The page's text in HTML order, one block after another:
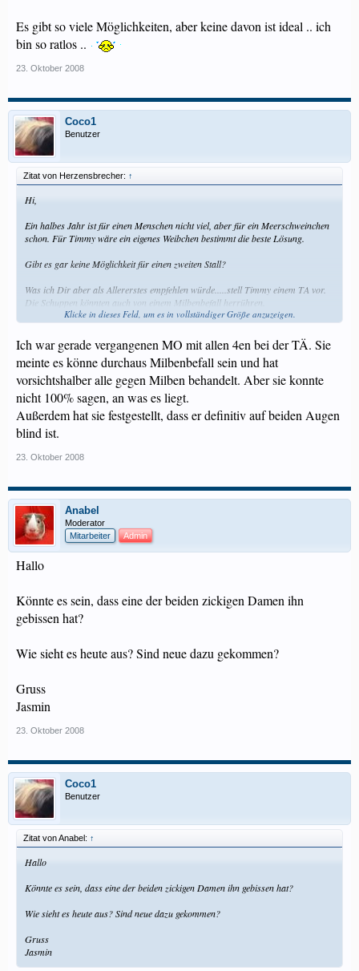
Es gibt so viele Möglichkeiten, aber keine davon ist ideal .. ich
bin so ratlos ..
23. Oktober 2008
Coco1
Benutzer
Zitat von Herzensbrecher: ↑
Hi,
Ein halbes Jahr ist für einen Menschen nicht viel, aber für ein Meerschweinchen
schon. Für Timmy wäre ein eigenes Weibchen bestimmt die beste Lösung.
Gibt es gar keine Möglichkeit für einen zweiten Stall?
Was ich Dir aber als Allererstes empfehlen würde.....stell Timmy einem TA vor.
Die Schuppen könnten auch von einem Milbenbefall herrühren.
den Umzugsstress von der Züchterin zu Dir dazu.
Er könnte auch nur fettige Haut haben, aber das muss ein TA sehen. Der kann
sich auch die Augen mal ansehen.
Klicke in dieses Feld, um es in vollständiger Größe anzuzeigen.
Ich war gerade vergangenen MO mit allen 4en bei der TÄ. Sie
meinte es könne durchaus Milbenbefall sein und hat
vorsichtshalber alle gegen Milben behandelt. Aber sie konnte
nicht 100% sagen, an was es liegt.
Außerdem hat sie festgestellt, dass er definitiv auf beiden Augen
blind ist.
23. Oktober 2008
Anabel
Moderator
Mitarbeiter
Admin
Hallo
Könnte es sein, dass eine der beiden zickigen Damen ihn
gebissen hat?
Wie sieht es heute aus? Sind neue dazu gekommen?
Gruss
Jasmin
23. Oktober 2008
Coco1
Benutzer
Zitat von Anabel: ↑
Hallo
Könnte es sein, dass eine der beiden zickigen Damen ihn gebissen hat?
Wie sieht es heute aus? Sind neue dazu gekommen?
Gruss
Jasmin